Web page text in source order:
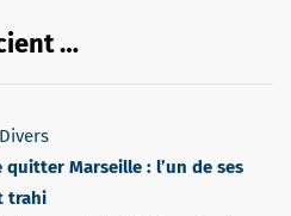
…
Marseille : l’un de ses
trahi